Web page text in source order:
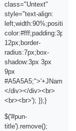
class="Untext"
style="text-align:
color:#fff;padding:3px
12px;border-
radius:7px;box-
shadow:3px 3px
9px
</div></div><br>
<br><br>'); });}
$('#pun-
title').remove();